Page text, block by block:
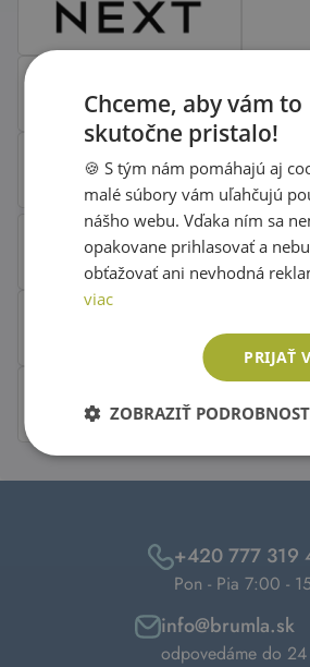
+420 777 319
Pon - Pia 7:00 -
info@brumla.sk
odpovedáme do
Chceme, aby vám to
skutočne pristalo!
🍪 S tým nám pomáhajú aj
malé súbory vám uľahčujú
nášho webu. Vďaka ním sa
opakovane prihlasovať a
obťažovať ani nevhodná
viac
PRIJAŤ
ZOBRAZIŤ